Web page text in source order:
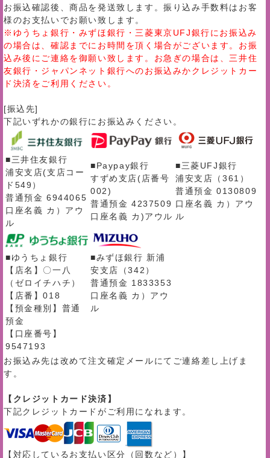
お振込確認後、商品を発送致します。振り込み手数料はお客
様のお支払いでお願い致します。
※ゆうちょ銀行・みずほ銀行・三菱東京UFJ銀行にお振込み
の場合は、確認までにお時間を頂く場合がございます。お振
込み後にご連絡を御願い致します。お急ぎの場合は、三井住
友銀行・ジャパンネット銀行へのお振込みかクレジットカー
ド決済をご利用ください。
[振込先]
下記いずれかの銀行にお振込みください。
■三井住友銀行
浦安支店(支店コー
ド549）
普通預金 6944065
口座名義 カ）アウ
ル
■Paypay銀行
すずめ支店(店番号
002)
普通預金 4237509
口座名義 カ)アウル
■三菱UFJ銀行
浦安支店（361）
普通預金 0130809
口座名義 カ）アウ
ル
■ゆうちょ銀行
【店名】〇一八
（ゼロイチハチ）
【店番】018
【預金種別】普通
預金
【口座番号】
9547193
■みずほ銀行 新浦
安支店（342）
普通預金 1833353
口座名義 カ）アウ
ル
お振込み先は改めて注文確定メールにてご連絡差し上げま
す。
【クレジットカード決済】
下記クレジットカードがご利用になれます。
【対応しているお支払い区分（回数など）】